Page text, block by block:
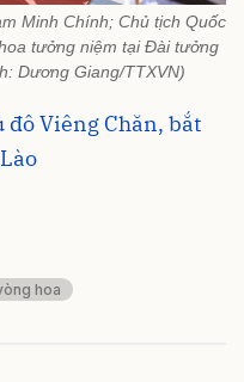
Minh Chính; Chủ tịch Quốc
tưởng niệm tại Đài tưởng
Dương Giang/TTXVN)
đô Viêng Chăn, bắt
hoa